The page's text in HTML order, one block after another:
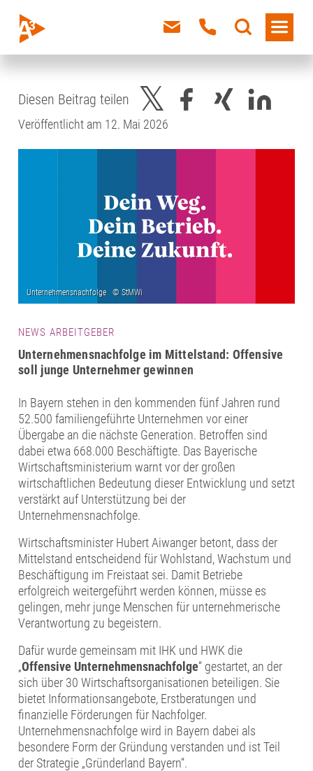
Diesen Beitrag teilen
Veröffentlicht am 12. Mai 2026
NEWS ARBEITGEBER
Unternehmensnachfolge im Mittelstand: Offensive
soll junge Unternehmer gewinnen
In Bayern stehen in den kommenden fünf Jahren rund
52.500 familiengeführte Unternehmen vor einer
Übergabe an die nächste Generation. Betroffen sind
dabei etwa 668.000 Beschäftigte. Das Bayerische
Wirtschaftsministerium warnt vor der großen
wirtschaftlichen Bedeutung dieser Entwicklung und setzt
verstärkt auf Unterstützung bei der
Unternehmensnachfolge.
Wirtschaftsminister Hubert Aiwanger betont, dass der
Mittelstand entscheidend für Wohlstand, Wachstum und
Beschäftigung im Freistaat sei. Damit Betriebe
erfolgreich weitergeführt werden können, müsse es
gelingen, mehr junge Menschen für unternehmerische
Verantwortung zu begeistern.
Dafür wurde gemeinsam mit IHK und HWK die
„Offensive Unternehmensnachfolge“ gestartet, an der
sich über 30 Wirtschaftsorganisationen beteiligen. Sie
bietet Informationsangebote, Erstberatungen und
finanzielle Förderungen für Nachfolger.
Unternehmensnachfolge wird in Bayern dabei als
besondere Form der Gründung verstanden und ist Teil
der Strategie „Gründerland Bayern“.